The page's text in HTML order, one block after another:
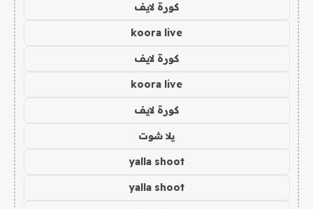
كورة لايف
koora live
كورة لايف
koora live
كورة لايف
يلا شوت
yalla shoot
yalla shoot